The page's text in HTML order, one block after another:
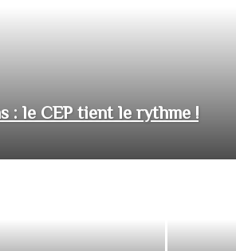
: le CEP tient le rythme !